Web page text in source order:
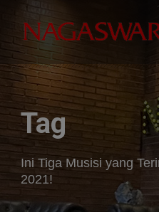
Tag
Ini Tiga Musisi yang
2021!